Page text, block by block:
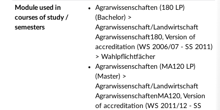
Module used in
courses of study /
semesters
Agrarwissenschaften (180 LP)
(Bachelor) >
Agrarwissenschaft/Landwirtschaft
Agrarwissenschaft180, Version of
accreditation (WS 2006/07 - SS 2011)
> Wahlpflichtfächer
Agrarwissenschaften (MA120 LP)
(Master) >
Agrarwissenschaft/Landwirtschaft
AgrarwissenschaftenMA120, Version
of accreditation (WS 2011/12 - SS